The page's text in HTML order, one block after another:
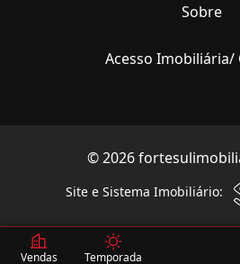
Sobre
Acesso
© 2026
Site e Sistema Imobiliário:
Vendas Temporada